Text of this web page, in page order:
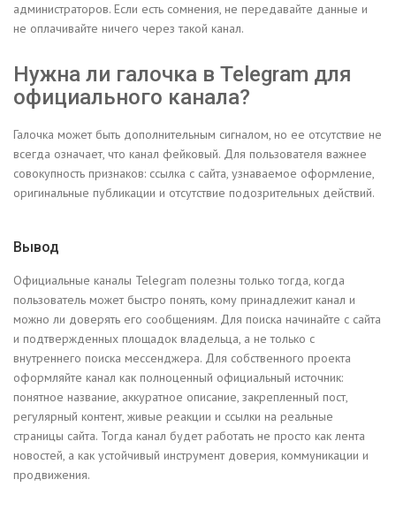
администраторов. Если есть сомнения, не передавайте данные и
не оплачивайте ничего через такой канал.
Нужна ли галочка в Telegram для
официального канала?
Галочка может быть дополнительным сигналом, но ее отсутствие не
всегда означает, что канал фейковый. Для пользователя важнее
совокупность признаков: ссылка с сайта, узнаваемое оформление,
оригинальные публикации и отсутствие подозрительных действий.
Вывод
Официальные каналы Telegram полезны только тогда, когда
пользователь может быстро понять, кому принадлежит канал и
можно ли доверять его сообщениям. Для поиска начинайте с сайта
и подтвержденных площадок владельца, а не только с
внутреннего поиска мессенджера. Для собственного проекта
оформляйте канал как полноценный официальный источник:
понятное название, аккуратное описание, закрепленный пост,
регулярный контент, живые реакции и ссылки на реальные
страницы сайта. Тогда канал будет работать не просто как лента
новостей, а как устойчивый инструмент доверия, коммуникации и
продвижения.